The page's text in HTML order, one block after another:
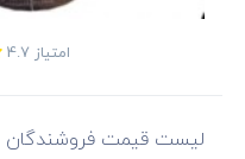
امتیاز 4.7
لیست قیمت فروشندگان